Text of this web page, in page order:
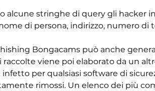
alcune stringhe di query gli hacker
di persona, indirizzo, numero di
Bongacams può anche
raccolte viene poi elaborato da un
per qualsiasi software di
rimossi. Un elenco dei più